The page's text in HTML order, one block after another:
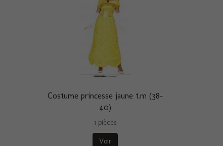
Costume princesse jaune t.m (38-
40)
1 pièces
Voir